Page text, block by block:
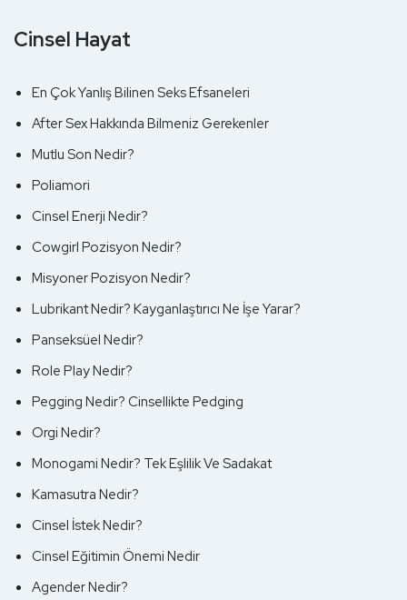
Cinsel Hayat
En Çok Yanlış Bilinen Seks Efsaneleri
After Sex Hakkında Bilmeniz Gerekenler
Mutlu Son Nedir?
Poliamori
Cinsel Enerji Nedir?
Cowgirl Pozisyon Nedir?
Misyoner Pozisyon Nedir?
Lubrikant Nedir? Kayganlaştırıcı Ne İşe Yarar?
Panseksüel Nedir?
Role Play Nedir?
Pegging Nedir? Cinsellikte Pedging
Orgi Nedir?
Monogami Nedir? Tek Eşlilik Ve Sadakat
Kamasutra Nedir?
Cinsel İstek Nedir?
Cinsel Eğitimin Önemi Nedir
Agender Nedir?